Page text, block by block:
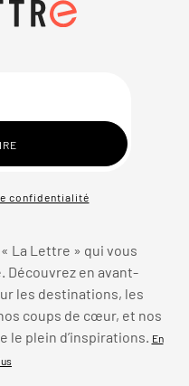
confidentialité
La Lettre » qui vous
Découvrez en avant-
les destinations, les
coups de cœur, et nos
le plein d’inspirations. En